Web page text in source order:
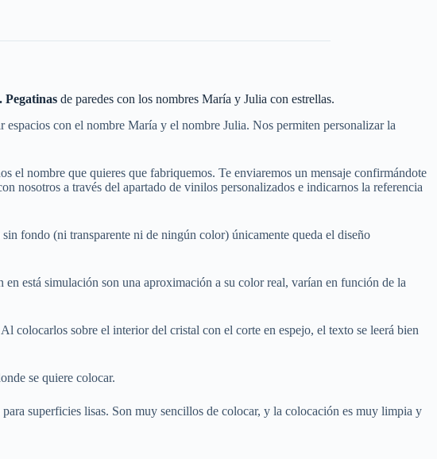
Pegatinas de paredes con los nombres María y Julia con estrellas.
espacios con el nombre María y el nombre Julia. Nos permiten personalizar la
el nombre que quieres que fabriquemos. Te enviaremos un mensaje confirmándote
nosotros a través del apartado de vinilos personalizados e indicarnos la referencia
sin fondo (ni transparente ni de ningún color) únicamente queda el diseño
en está simulación son una aproximación a su color real, varían en función de la
colocarlos sobre el interior del cristal con el corte en espejo, el texto se leerá bien
se quiere colocar.
para superficies lisas. Son muy sencillos de colocar, y la colocación es muy limpia y